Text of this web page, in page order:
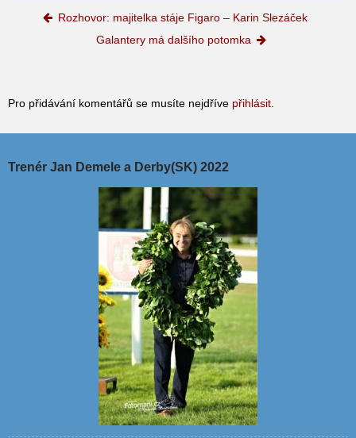
Post navigation
Rozhovor: majitelka stáje Figaro – Karin Slezáček
Galantery má dalšího potomka
Pro přidávání komentářů se musíte nejdříve přihlásit
Trenér Jan Demele a Derby(SK) 2022